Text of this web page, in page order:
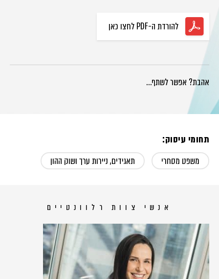
להורדת ה-PDF לחצו כאן
אהבת? אפשר לשתף…
תחומי עיסוק:
משפט מסחרי
תאגידים, ניירות ערך ושוק ההון
אנשי צוות רלוונטיים